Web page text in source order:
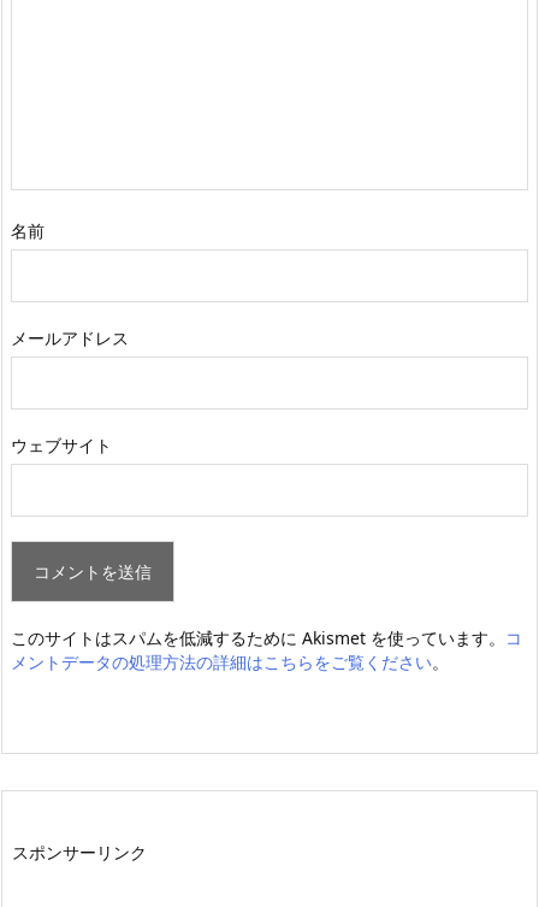
名前
メールアドレス
ウェブサイト
このサイトはスパムを低減するために Akismet を使っています。 コ
メントデータの処理方法の詳細はこちらをご覧ください。
スポンサーリンク